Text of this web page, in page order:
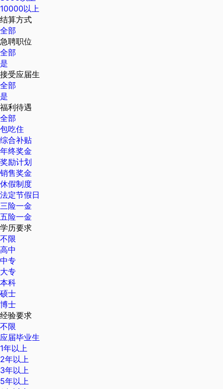
10000以上
结算方式
全部
急聘职位
全部
是
接受应届生
全部
是
福利待遇
全部
包吃住
综合补贴
年终奖金
奖励计划
销售奖金
休假制度
法定节假日
三险一金
五险一金
学历要求
不限
高中
中专
大专
本科
硕士
博士
经验要求
不限
应届毕业生
1年以上
2年以上
3年以上
5年以上